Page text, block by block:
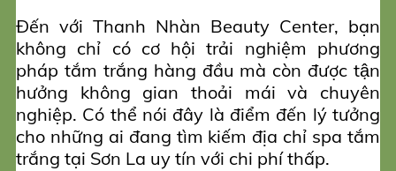
Đến với Thanh Nhàn Beauty Center, bạn
không chỉ có cơ hội trải nghiệm phương
pháp tắm trắng hàng đầu mà còn được tận
hưởng không gian thoải mái và chuyên
nghiệp. Có thể nói đây là điểm đến lý tưởng
cho những ai đang tìm kiếm địa chỉ spa tắm
trắng tại Sơn La uy tín với chi phí thấp.